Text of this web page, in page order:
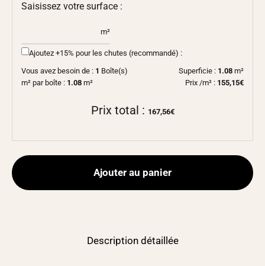
Saisissez votre surface :
m²
Ajoutez +15% pour les chutes (recommandé) :
Vous avez besoin de : 1 Boîte(s) Superficie : 1.08 m²
m² par boîte : 1.08 m² Prix /m² : 155,15€
Prix total : 167,56€
Ajouter au panier
Description détaillée